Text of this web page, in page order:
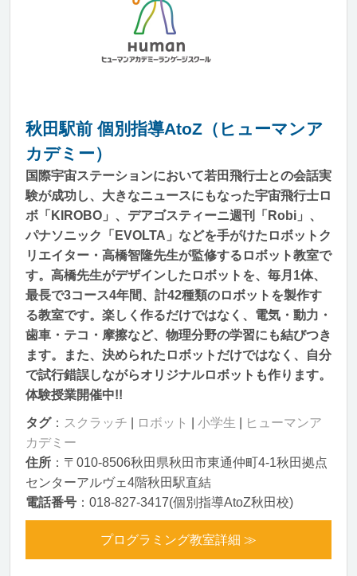
秋田駅前 個別指導AtoZ（ヒューマンア
カデミー）
国際宇宙ステーションにおいて若田飛行士との会話実
験が成功し、大きなニュースにもなった宇宙飛行士ロ
ボ「KIROBO」、デアゴスティーニ週刊「Robi」、
パナソニック「EVOLTA」などを手がけたロボットク
リエイター・高橋智隆先生が監修するロボット教室で
す。高橋先生がデザインしたロボットを、毎月1体、
最長で3コース4年間、計42種類のロボットを製作す
る教室です。楽しく作るだけではなく、電気・動力・
歯車・テコ・摩擦など、物理分野の学習にも結びつき
ます。また、決められたロボットだけではなく、自分
で試行錯誤しながらオリジナルロボットも作ります。
体験授業開催中!!
タグ： スクラッチ ロボット 小学生
ヒューマンア
カデミー
住所 ：〒010-8506秋田県秋田市東通仲町4-1秋田拠点
センターアルヴェ4階秋田駅直結
電話番号 ：018-827-3417(個別指導AtoZ秋田校)
プログラミング教室詳細 ≫